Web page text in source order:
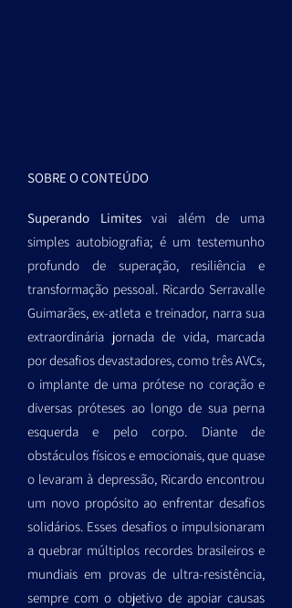
SOBRE O CONTEÚDO
Superando Limitesvai além de uma
simples autobiografia; é um testemunho
profundo de superação, resiliência e
transformação pessoal. Ricardo Serravalle
Guimarães, ex-atleta e treinador, narra sua
extraordinária jornada de vida, marcada
por desafios devastadores, como três AVCs,
o implante de uma prótese no coração e
diversas próteses ao longo de sua perna
esquerda e pelo corpo. Diante de
obstáculos físicos e emocionais, que quase
o levaram à depressão, Ricardo encontrou
um novo propósito ao enfrentar desafios
solidários. Esses desafios o impulsionaram
a quebrar múltiplos recordes brasileiros e
mundiais em provas de ultra-resistência,
sempre com o objetivo de apoiar causas